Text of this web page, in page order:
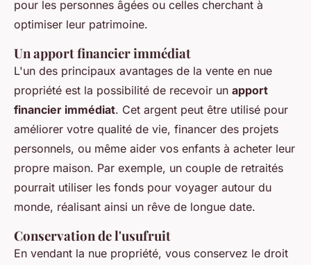
pour les personnes âgées ou celles cherchant à
optimiser leur patrimoine.
Un apport financier immédiat
L'un des principaux avantages de la vente en nue
propriété est la possibilité de recevoir un apport
financier immédiat. Cet argent peut être utilisé pour
améliorer votre qualité de vie, financer des projets
personnels, ou même aider vos enfants à acheter leur
propre maison. Par exemple, un couple de retraités
pourrait utiliser les fonds pour voyager autour du
monde, réalisant ainsi un rêve de longue date.
Conservation de l'usufruit
En vendant la nue propriété, vous conservez le droit